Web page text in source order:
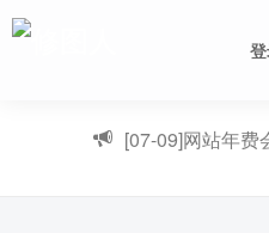
[07-09]网站年费